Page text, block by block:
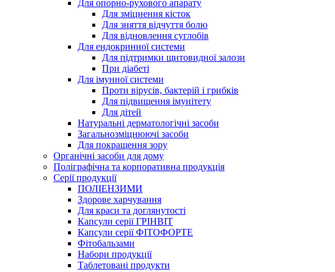
Для опорно-рухового апарату
Для зміцнення кісток
Для зняття відчуття болю
Для відновлення суглобів
Для ендокринної системи
Для підтримки щитовидної залози
При діабеті
Для імунної системи
Проти вірусів, бактерій і грибків
Для підвищення імунітету
Для дітей
Натуральні дерматологічні засоби
Загальнозміцнюючі засоби
Для покращення зору
Органічні засоби для дому
Поліграфічна та корпоративна продукція
Серії продукції
ПОЛІЕНЗИМИ
Здорове харчування
Для краси та доглянутості
Капсули серії ГРІНВІТ
Капсули серії ФІТОФОРТЕ
Фітобальзами
Набори продукції
Таблетовані продукти